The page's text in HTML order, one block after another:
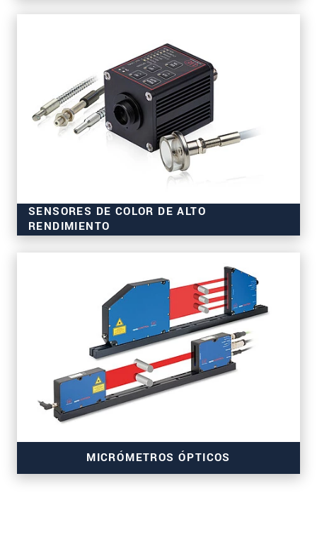
para la medición precisa del grosor
SENSORES DE COLOR DE ALTO
RENDIMIENTO
para medir material, superficie, turbidez, brillo
MICRÓMETROS ÓPTICOS